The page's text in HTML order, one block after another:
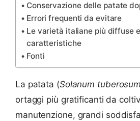
Conservazione delle patate
Errori frequenti da evitare
Le varietà italiane più diffuse
caratteristiche
Fonti
La patata (Solanum tuberosum
ortaggi più gratificanti da
manutenzione, grandi